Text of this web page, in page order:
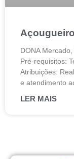
DONA
Pré-requisitos:
Atribuições:
e atendimento
LER MAIS